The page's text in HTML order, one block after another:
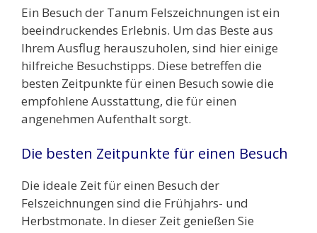
Ein Besuch der Tanum Felszeichnungen ist ein
beeindruckendes Erlebnis. Um das Beste aus
Ihrem Ausflug herauszuholen, sind hier einige
hilfreiche Besuchstipps. Diese betreffen die
besten Zeitpunkte für einen Besuch sowie die
empfohlene Ausstattung, die für einen
angenehmen Aufenthalt sorgt.
Die besten Zeitpunkte für einen Besuch
Die ideale Zeit für einen Besuch der
Felszeichnungen sind die Frühjahrs- und
Herbstmonate. In dieser Zeit genießen Sie